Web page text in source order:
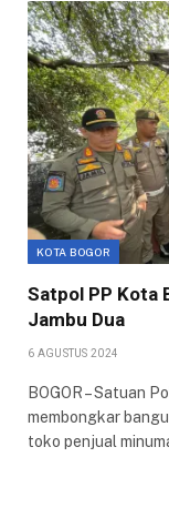
KOTA BOGOR
Satpol PP Kota
Jambu Dua
6 AGUSTUS 2024
BOGOR – Satuan
membongkar
toko penjual